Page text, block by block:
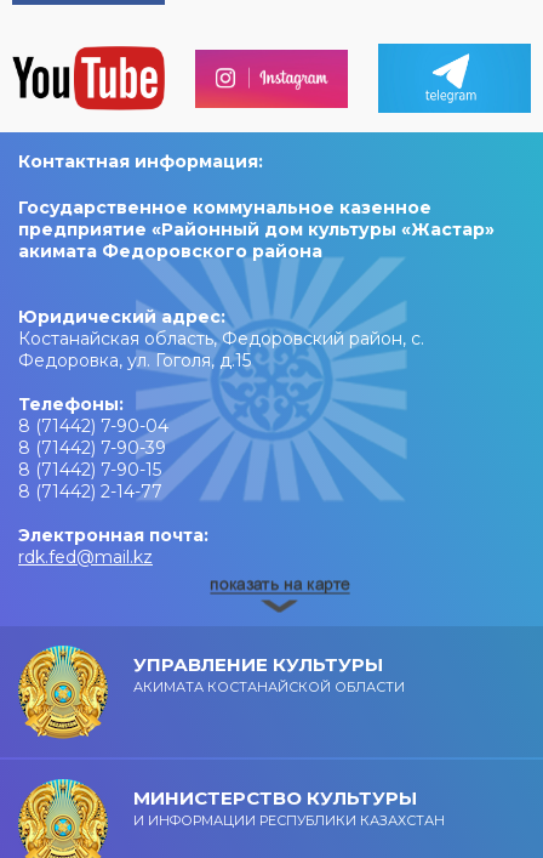
Контактная информация:
Государственное коммунальное казенное
предприятие «Районный дом культуры «Жастар»
акимата Федоровского района
Юридический адрес:
Костанайская область, Федоровский район, с.
Федоровка, ул. Гоголя, д.15
Телефоны:
8 (71442) 7-90-04
8 (71442) 7-90-39
8 (71442) 7-90-15
8 (71442) 2-14-77
Электронная почта:
rdk.fed@mail.kz
УПРАВЛЕНИЕ КУЛЬТУРЫ
АКИМАТА КОСТАНАЙСКОЙ ОБЛАСТИ
МИНИСТЕРСТВО КУЛЬТУРЫ
И ИНФОРМАЦИИ РЕСПУБЛИКИ КАЗАХСТАН